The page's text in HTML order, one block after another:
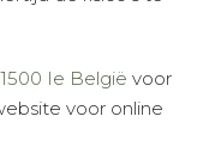
Ie België voor
voor online